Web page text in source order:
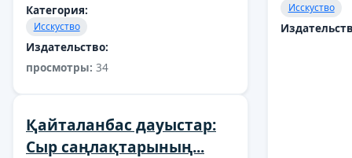
Исскуство
Категория:
Исскуство
Издательство:
просмотры: 34
Қайталанбас дауыстар:
Сыр саңлақтарының...